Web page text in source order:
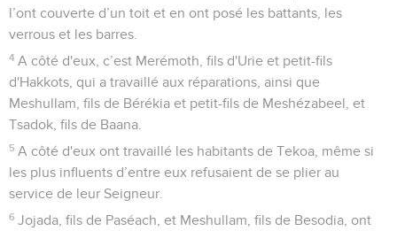
l’ont couverte d’un toit et en ont posé les battants, les
verrous et les barres.
4 A côté d'eux, c’est Merémoth, fils d'Urie et petit-fils
d'Hakkots, qui a travaillé aux réparations, ainsi que
Meshullam, fils de Bérékia et petit-fils de Meshézabeel, et
Tsadok, fils de Baana.
5 A côté d'eux ont travaillé les habitants de Tekoa, même si
les plus influents d’entre eux refusaient de se plier au
service de leur Seigneur.
6 Jojada, fils de Paséach, et Meshullam, fils de Besodia, ont